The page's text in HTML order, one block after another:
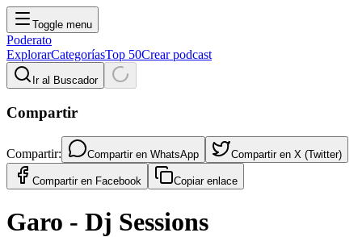
Toggle menu
Poderato
ExplorarCategoríasTop 50Crear podcast
Ir al Buscador
Compartir
Compartir: Compartir en WhatsApp Compartir en X (Twitter)
Compartir en Facebook Copiar enlace
Garo - Dj Sessions